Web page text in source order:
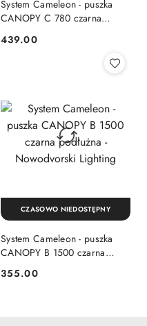
System Cameleon - puszka
CANOPY C 780 czarna
Lighting
Cena:
439.00
System Cameleon - puszka
CANOPY B 1500 czarna
Lighting
Cena:
355.00
CZASOWO NIEDOSTĘPNY